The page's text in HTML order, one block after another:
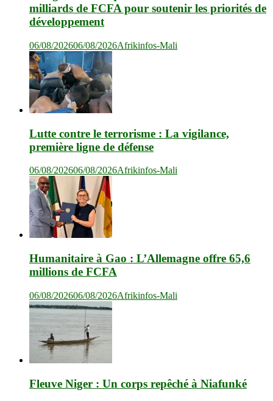
milliards de FCFA pour soutenir les priorités de
développement
06/08/202606/08/2026Afrikinfos-Mali
Lutte contre le terrorisme : La vigilance,
première ligne de défense
06/08/202606/08/2026Afrikinfos-Mali
Humanitaire à Gao : L’Allemagne offre 65,6
millions de FCFA
06/08/202606/08/2026Afrikinfos-Mali
Fleuve Niger : Un corps repêché à Niafunké